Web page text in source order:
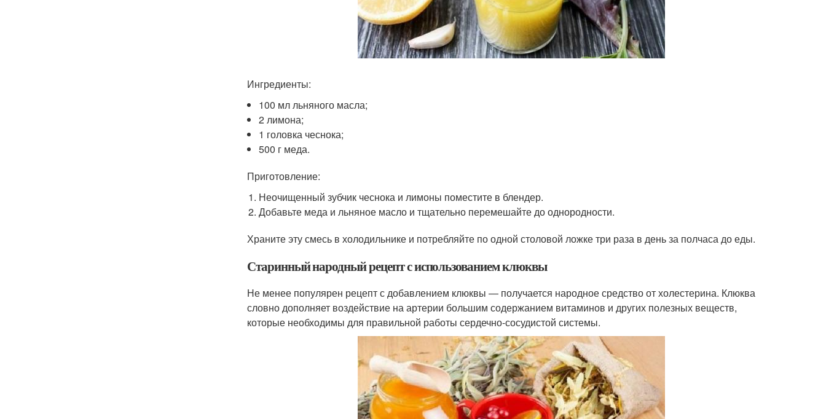
Ингредиенты:
100 мл льняного масла;
2 лимона;
1 головка чеснока;
500 г меда.
Приготовление:
Неочищенный зубчик чеснока и лимоны поместите в блендер.
Добавьте меда и льняное масло и тщательно перемешайте до однородности.
Храните эту смесь в холодильнике и потребляйте по одной столовой ложке три раза в день за полчаса до еды.
Старинный народный рецепт с использованием клюквы
Не менее популярен рецепт с добавлением клюквы — получается народное средство от холестерина. Клюква
словно дополняет воздействие на артерии большим содержанием витаминов и других полезных веществ,
которые необходимы для правильной работы сердечно-сосудистой системы.